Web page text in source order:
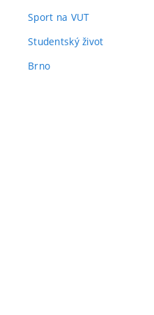
Sport na VUT
Studentský život
Brno